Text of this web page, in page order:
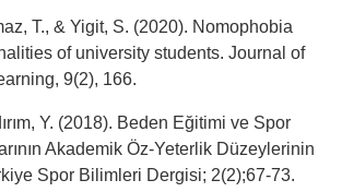
T., & Yigit, S. (2020). Nomophobia
of university students. Journal of
9(2), 166.
Y. (2018). Beden Eğitimi ve Spor
Akademik Öz-Yeterlik Düzeylerinin
Spor Bilimleri Dergisi; 2(2);67-73.